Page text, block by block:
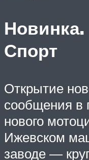
Спорт
Открытие
сообщения в
нового
Ижевском
заводе —